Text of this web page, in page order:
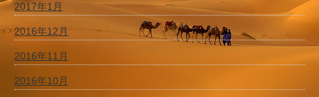
2017年1月
2016年12月
2016年11月
2016年10月